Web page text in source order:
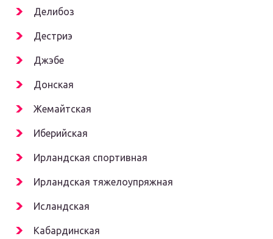
Делибоз
Дестриэ
Джэбе
Донская
Жемайтская
Иберийская
Ирландская спортивная
Ирландская тяжелоупряжная
Исландская
Кабардинская